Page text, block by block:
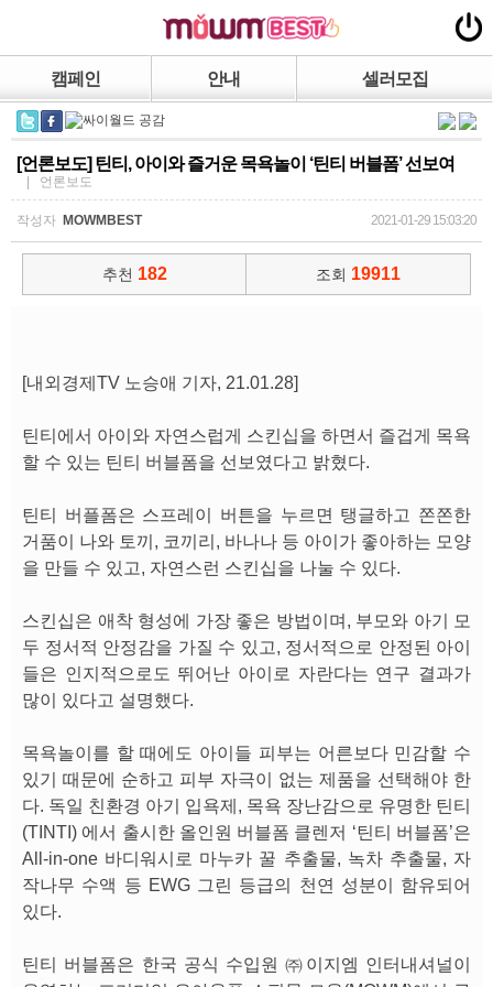
캠페인 안내 셀러모집
[언론보도] 틴티, 아이와 즐거운 목욕놀이 ‘틴티 버블폼’ 선보여
| 언론보도
작성자 MOWMBEST 2021-01-29 15:03:20
추천 182 조회 19911
[내외경제TV 노승애 기자, 21.01.28]
틴티에서 아이와 자연스럽게 스킨십을 하면서 즐겁게 목욕
할 수 있는 틴티 버블폼을 선보였다고 밝혔다.
틴티 버플폼은 스프레이 버튼을 누르면 탱글하고 쫀쫀한
거품이 나와 토끼, 코끼리, 바나나 등 아이가 좋아하는 모양
을 만들 수 있고, 자연스런 스킨십을 나눌 수 있다.
스킨십은 애착 형성에 가장 좋은 방법이며, 부모와 아기 모
두 정서적 안정감을 가질 수 있고, 정서적으로 안정된 아이
들은 인지적으로도 뛰어난 아이로 자란다는 연구 결과가
많이 있다고 설명했다.
목욕놀이를 할 때에도 아이들 피부는 어른보다 민감할 수
있기 때문에 순하고 피부 자극이 없는 제품을 선택해야 한
다. 독일 친환경 아기 입욕제, 목욕 장난감으로 유명한 틴티
(TINTI) 에서 출시한 올인원 버블폼 클렌저 ‘틴티 버블폼’은
All-in-one 바디워시로 마누카 꿀 추출물, 녹차 추출물, 자
작나무 수액 등 EWG 그린 등급의 천연 성분이 함유되어
있다.
틴티 버블폼은 한국 공식 수입원 ㈜이지엠 인터내셔널이